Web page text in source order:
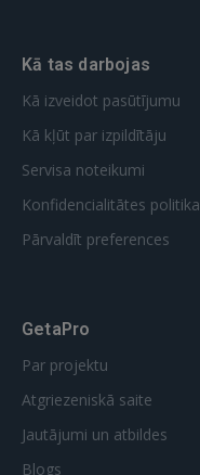
Kā tas darbojas
Kā izveidot pasūtījumu
Kā kļūt par izpildītāju
Servisa noteikumi
Konfidencialitātes politika
Pārvaldīt preferences
GetaPro
Par projektu
Atgriezeniskā saite
Jautājumi un atbildes
Blogs